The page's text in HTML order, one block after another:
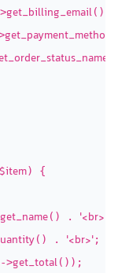
get_billing_email()
$item) {
get_name() . '<br>'
() . '<br>';
->get_total());